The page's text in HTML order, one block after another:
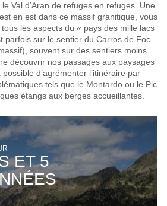
Val d’Aran de refuges en refuges. Une
en est dans ce massif granitique, vous
les aspects du « pays des mille lacs
parfois sur le sentier du Carros de Foc
souvent sur des sentiers moins
découvrir nos passages aux paysages
d’agrémenter l’itinéraire par
tels que le Montardo ou le Pic
étangs aux berges accueillantes.
ET 5